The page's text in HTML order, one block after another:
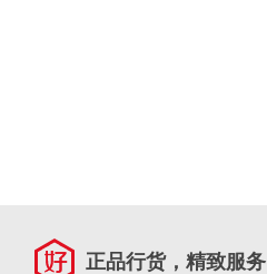
正品行货，精致服务